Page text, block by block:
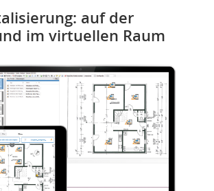
auf der
im virtuellen Raum